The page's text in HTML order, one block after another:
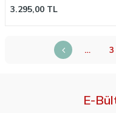
3.295,00 TL
… 3
E-